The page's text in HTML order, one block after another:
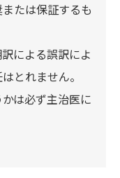
たは保証するも
による誤訳によ
とれません。
は必ず主治医に